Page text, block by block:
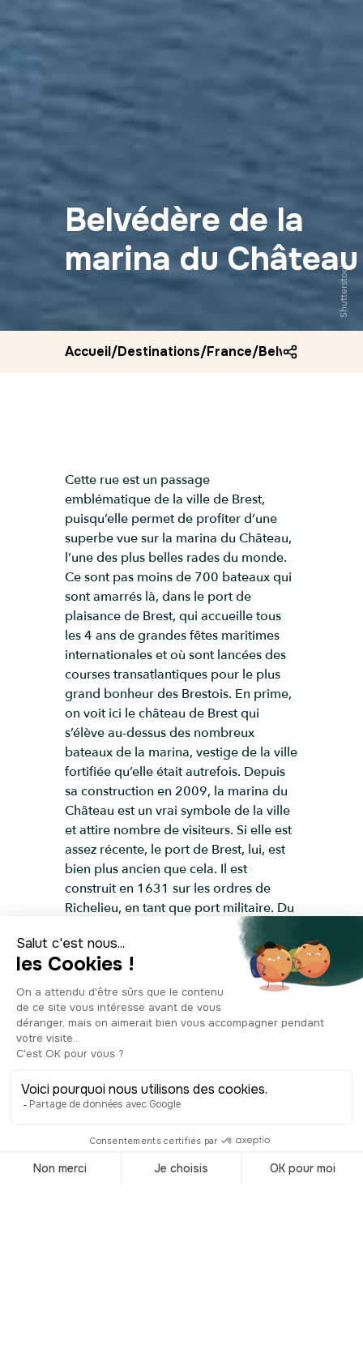
Belvédère de la
marina du Château
Shutterstock
Accueil/Destinations/France/Belvedere de
Cette rue est un passage
emblématique de la ville de Brest,
puisqu’elle permet de profiter d’une
superbe vue sur la marina du Château,
l’une des plus belles rades du monde.
Ce sont pas moins de 700 bateaux qui
sont amarrés là, dans le port de
plaisance de Brest, qui accueille tous
les 4 ans de grandes fêtes maritimes
internationales et où sont lancées des
courses transatlantiques pour le plus
grand bonheur des Brestois. En prime,
on voit ici le château de Brest qui
s’élève au-dessus des nombreux
bateaux de la marina, vestige de la ville
fortifiée qu’elle était autrefois. Depuis
sa construction en 2009, la marina du
Château est un vrai symbole de la ville
et attire nombre de visiteurs. Si elle est
assez récente, le port de Brest, lui, est
bien plus ancien que cela. Il est
construit en 1631 sur les ordres de
Richelieu, en tant que port militaire. Du
fait de sa position stratégique, il
développe vite plusieurs installations
militaires visant à protéger la cité. Au
XIXe siècle, il devient un port de
commerce et le trafic maritime devient
de plus en plus important. On peut
même embarquer depuis Brest pour
aller jusqu’à New York ! Au fil des
années, il continue de se développer :
c’est aujourd’hui un port de commerce,
industriel et le plus important port
militaire de la façade atlantique. Et
c’est, en prime, l’un des plus grands de